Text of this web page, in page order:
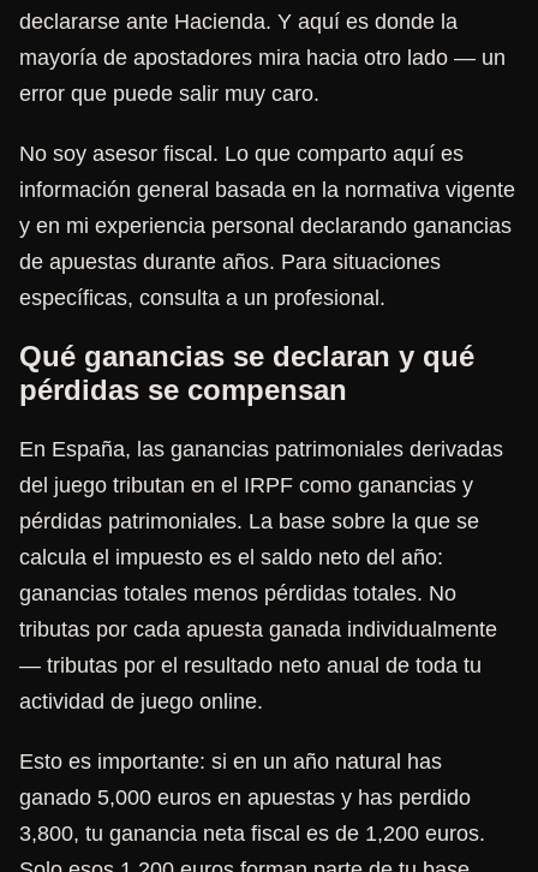
declararse ante Hacienda. Y aquí es donde la
mayoría de apostadores mira hacia otro lado — un
error que puede salir muy caro.
No soy asesor fiscal. Lo que comparto aquí es
información general basada en la normativa vigente
y en mi experiencia personal declarando ganancias
de apuestas durante años. Para situaciones
específicas, consulta a un profesional.
Qué ganancias se declaran y qué
pérdidas se compensan
En España, las ganancias patrimoniales derivadas
del juego tributan en el IRPF como ganancias y
pérdidas patrimoniales. La base sobre la que se
calcula el impuesto es el saldo neto del año:
ganancias totales menos pérdidas totales. No
tributas por cada apuesta ganada individualmente
— tributas por el resultado neto anual de toda tu
actividad de juego online.
Esto es importante: si en un año natural has
ganado 5,000 euros en apuestas y has perdido
3,800, tu ganancia neta fiscal es de 1,200 euros.